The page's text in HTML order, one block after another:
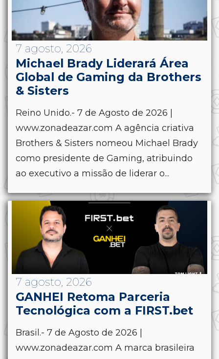
7 agosto, 2026
Michael Brady Liderará Área
Global de Gaming da Brothers
& Sisters
Reino Unido.- 7 de Agosto de 2026 |
www.zonadeazar.com A agência criativa
Brothers & Sisters nomeou Michael Brady
como presidente de Gaming, atribuindo
ao executivo a missão de liderar o...
7 agosto, 2026
GANHEI Retoma Parceria
Tecnológica com a FIRST.bet
Brasil.- 7 de Agosto de 2026 |
www.zonadeazar.com A marca brasileira